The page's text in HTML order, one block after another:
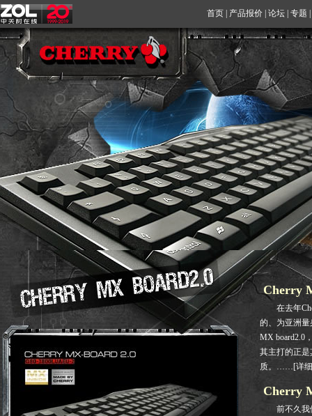
首页| 产品报价| 论坛| 专题
Cherry
在去年
的、为亚洲量
MX board2.0
其主打的正是
质。 ……[详
Cherry
前不久我